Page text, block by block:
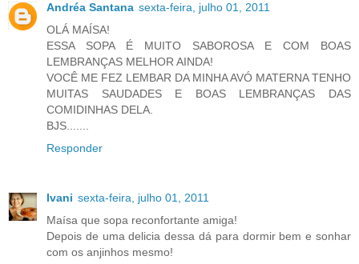
Andréa Santana sexta-feira, julho 01, 2011
OLÁ MAÍSA!
ESSA SOPA É MUITO SABOROSA E COM BOAS
LEMBRANÇAS MELHOR AINDA!
VOCÊ ME FEZ LEMBAR DA MINHA AVÓ MATERNA TENHO
MUITAS SAUDADES E BOAS LEMBRANÇAS DAS
COMIDINHAS DELA.
BJS.......
Responder
Ivani sexta-feira, julho 01, 2011
Maísa que sopa reconfortante amiga!
Depois de uma delicia dessa dá para dormir bem e sonhar
com os anjinhos mesmo!